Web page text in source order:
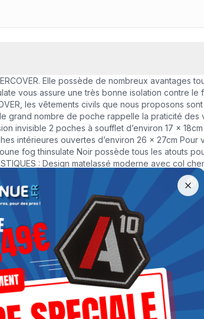
Elle possède de nombreux avantages
vous assure une très bonne isolation contre
les vêtements civils que nous proposons
grand nombre de poche rappelle la praticité
invisible 2 poches à soufflet d’environ 17 x
intérieures ouvertes d’environ 26 x 27cm
fog thinsulate Noir possède tous les atouts
: Design matelassé moderne avec col
14.5 x 15.5cm avec rabat et pression invisible
d’environ 18cm 2 grandes poches
polyester recyclé, 17% polyester Zip : YKK
jusqu'à −30 %
tenues A10 Équipement jusqu'au 13 août inclus.